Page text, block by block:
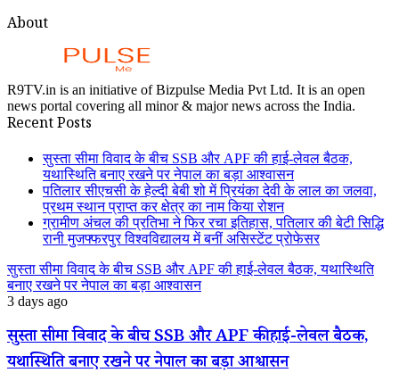
About
R9TV.in is an initiative of Bizpulse Media Pvt Ltd. It is an open
news portal covering all minor & major news across the India.
Recent Posts
सुस्ता सीमा विवाद के बीच SSB और APF की हाई-लेवल बैठक,
यथास्थिति बनाए रखने पर नेपाल का बड़ा आश्वासन
पतिलार सीएचसी के हेल्दी बेबी शो में प्रियंका देवी के लाल का जलवा,
प्रथम स्थान प्राप्त कर क्षेत्र का नाम किया रोशन
ग्रामीण अंचल की प्रतिभा ने फिर रचा इतिहास, पतिलार की बेटी सिद्धि
रानी मुजफ्फरपुर विश्वविद्यालय में बनीं असिस्टेंट प्रोफेसर
सुस्ता सीमा विवाद के बीच SSB और APF की हाई-लेवल बैठक, यथास्थिति
बनाए रखने पर नेपाल का बड़ा आश्वासन
3 days ago
सुस्ता सीमा विवाद के बीच SSB और APF की हाई-लेवल बैठक,
यथास्थिति बनाए रखने पर नेपाल का बड़ा आश्वासन